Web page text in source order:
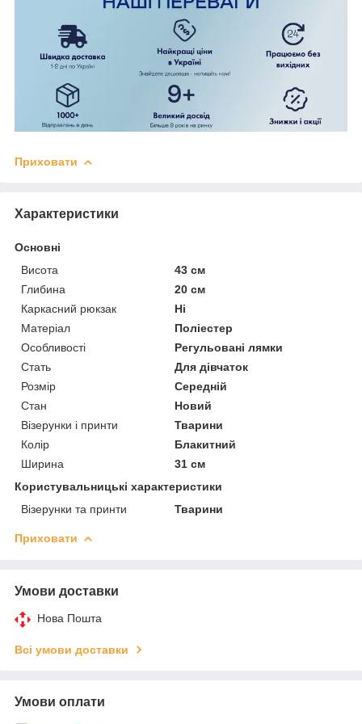
Приховати
Характеристики
Основні
Висота
43 см
Глибина
20 см
Каркасний рюкзак
Ні
Матеріал
Поліестер
Особливості
Регульовані лямки
Стать
Для дівчаток
Розмір
Середній
Стан
Новий
Візерунки і принти
Тварини
Колір
Блакитний
Ширина
31 см
Користувальницькі характеристики
Візерунки та принти
Тварини
Приховати
Умови доставки
Нова Пошта
Всі умови доставки
Умови оплати